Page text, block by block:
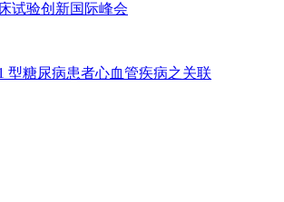
试验创新国际峰会
型糖尿病患者心血管疾病之关联